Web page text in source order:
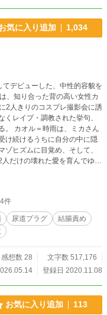
気に入り追加 1,034
てデビューした、中性的容貌を
、知り合った背の高い女性カ
2人きりのコスプレ撮影会に誘
くレイプ・調教された挙句、
さん
け続けるうちに自分の中に隠
ヒズムに目覚め、そして、
だけの壊れた愛を育んでゆ
かしい）ハッピーエンドを
picrew.me/share?cd=hPx6
件
尿道プラグ
結腸責め
感想数 28
文字数 517,176
登録日 2020.11.08
お気に入り追加 113